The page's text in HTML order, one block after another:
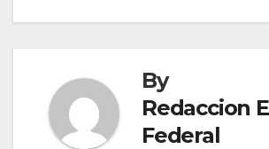
c
By
Redaccion
Federal